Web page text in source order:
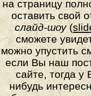
на страницу
оставить свой
слайд-шоу(
сможете
можно упустить
если Вы наш
сайте, тогда у
нибудь